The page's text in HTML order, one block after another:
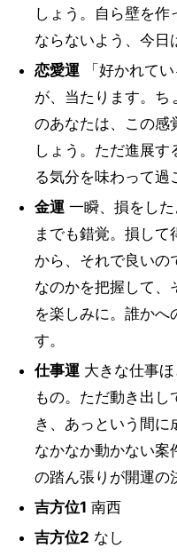
しょう。自ら壁を
ならないよう、今日
恋愛運「好かれてい
が、当たります。ち
のあなたは、この感
しょう。ただ進展
る気分を味わって過
金運一瞬、損をした
までも錯覚。損し
から、それで良いの
なのかを把握して、
を楽しみに。誰かへ
す。
仕事運大きな仕事ほ
もの。ただ動き出
き、あっという間に
なかなか動かない案
の踏ん張りが開運の
吉方位1 南西
吉方位2 なし